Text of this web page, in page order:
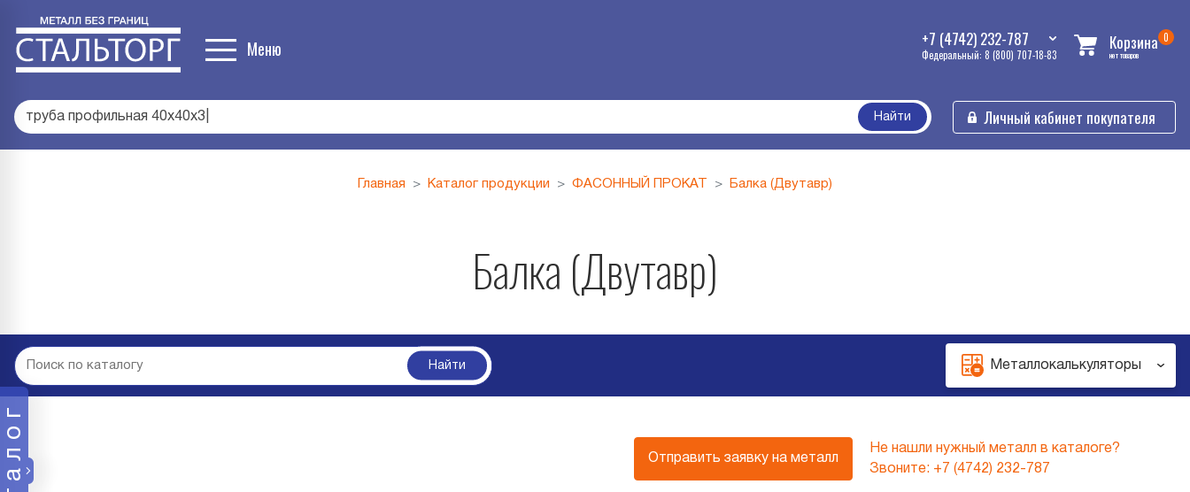
Меню +7 (4742) 232-787
Федеральный: 8 (800) 707-18-83
Корзина 0
нет товаров
труба профильная 40| Найти Личный кабинет покупателя
Главная Каталог продукции ФАСОННЫЙ ПРОКАТ Балка (Двутавр)
Балка (Двутавр)
Найти Металлокалькуляторы
Отправить заявку на металл
Не нашли нужный металл в каталоге?
Звоните: +7 (4742) 232-787